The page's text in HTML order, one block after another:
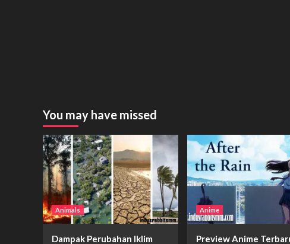
You may have missed
Animals
Dampak Perubahan Iklim
Anime
Preview Anime